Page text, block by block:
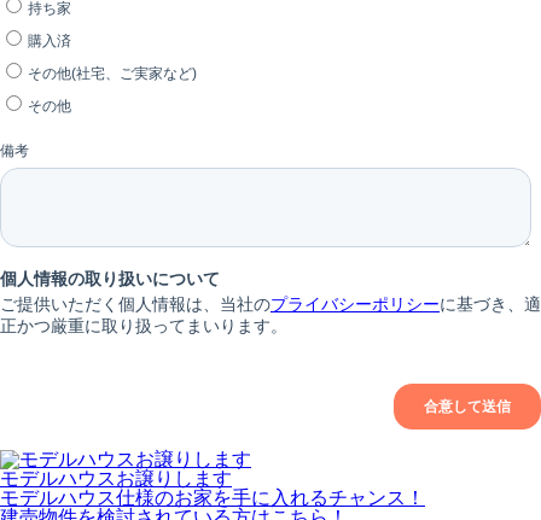
モデルハウスお譲りします
モデルハウス仕様のお家を手に入れるチャンス！